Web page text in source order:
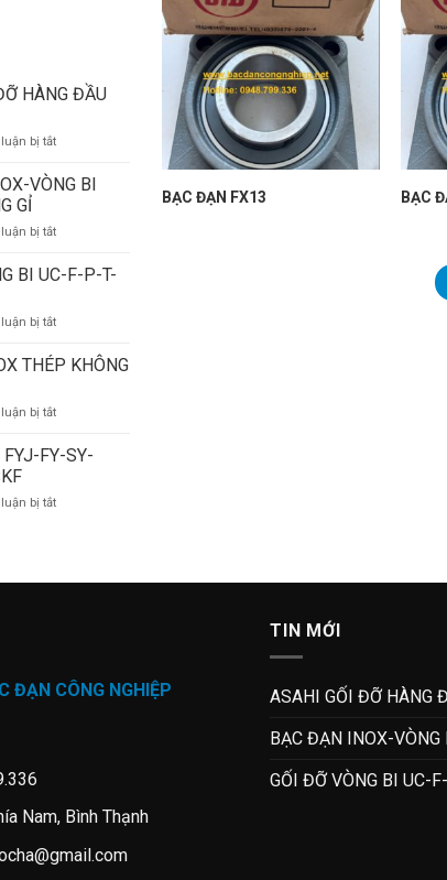
HÀNG ĐẦU
bị tắtở
GỐI
ĐẦU
NAM
VÒNG BI
GỈ
bị tắtở
ĐẠN
BI
KHÔNG
BI UC-F-P-T-
bị tắtở
ĐỠ
UC-
P-
FL
THÉP KHÔNG
bị tắtở
BI
KHÔNG
FY-SY-
bị tắtở
TF-
BẠC ĐẠN FX13 BẠC
ĐẠN CÔNG NGHIỆP
Nam, Bình Thạnh
TIN MỚI
ASAHI GỐI ĐỠ HÀNG
BẠC ĐẠN INOX-VÒNG
GỐI ĐỠ VÒNG BI UC-